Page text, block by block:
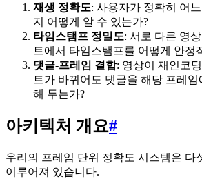
재생 정확도: 사용자가 정확히 어
지 어떻게 알 수 있는가?
타임스탬프 정밀도: 서로 다른 영
트에서 타임스탬프를 어떻게 안정
댓글-프레임 결합: 영상이 재인코
트가 바뀌어도 댓글을 해당 프레
해 두는가?
아키텍처 개요#
우리의 프레임 단위 정확도 시스템은 다
이루어져 있습니다.